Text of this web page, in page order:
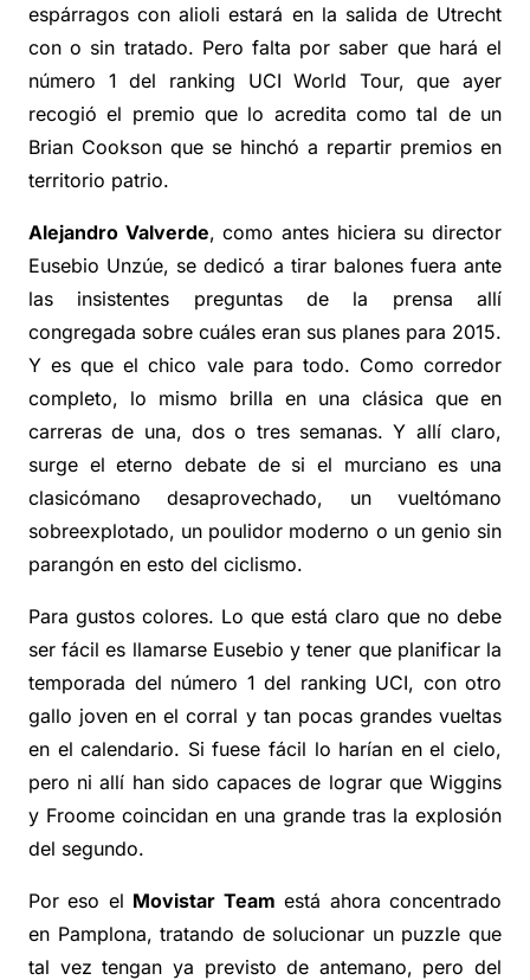
espárragos con alioli estará en la salida de Utrecht
con o sin tratado. Pero falta por saber que hará el
número 1 del ranking UCI World Tour, que ayer
recogió el premio que lo acredita como tal de un
Brian Cookson que se hinchó a repartir premios en
territorio patrio.
Alejandro Valverde, como antes hiciera su director
Eusebio Unzúe, se dedicó a tirar balones fuera ante
las insistentes preguntas de la prensa allí
congregada sobre cuáles eran sus planes para 2015.
Y es que el chico vale para todo. Como corredor
completo, lo mismo brilla en una clásica que en
carreras de una, dos o tres semanas. Y allí claro,
surge el eterno debate de si el murciano es una
clasicómano desaprovechado, un vueltómano
sobreexplotado, un poulidor moderno o un genio sin
parangón en esto del ciclismo.
Para gustos colores. Lo que está claro que no debe
ser fácil es llamarse Eusebio y tener que planificar la
temporada del número 1 del ranking UCI, con otro
gallo joven en el corral y tan pocas grandes vueltas
en el calendario. Si fuese fácil lo harían en el cielo,
pero ni allí han sido capaces de lograr que Wiggins
y Froome coincidan en una grande tras la explosión
del segundo.
Por eso el Movistar Team está ahora concentrado
en Pamplona, tratando de solucionar un puzzle que
tal vez tengan ya previsto de antemano, pero del